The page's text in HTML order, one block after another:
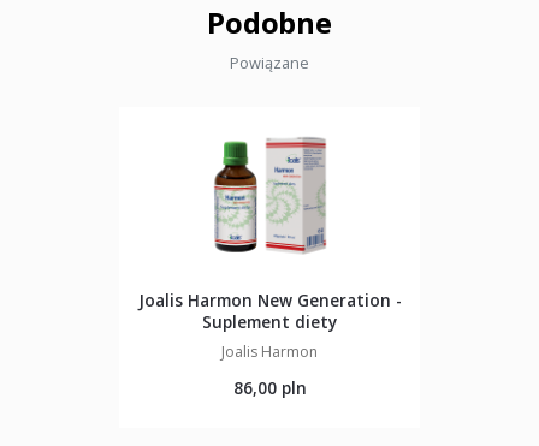
Podobne
Powiązane
Joalis Harmon New Generation -
Suplement diety
Joalis Harmon
86,00 pln